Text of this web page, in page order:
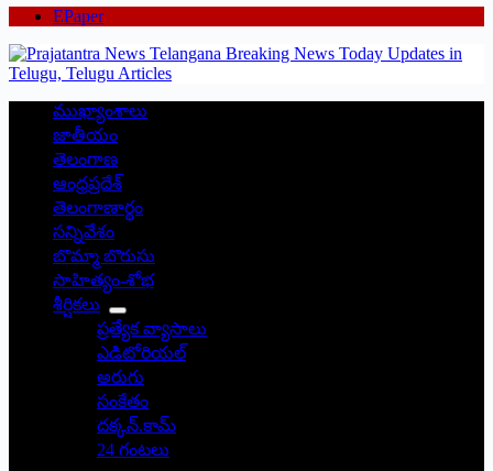
EPaper
ముఖ్యాంశాలు
జాతీయం
తెలంగాణ
ఆంధ్రప్రదేశ్
తెలంగాణార్థం
సన్నివేశం
బొమ్మా బొరుసు
సాహిత్యం-శోభ
శీర్షికలు
ప్రత్యేక వ్యాసాలు
ఎడిటోరియల్
అరుగు
సంకేతం
దక్కన్.కామ్
24 గంటలు